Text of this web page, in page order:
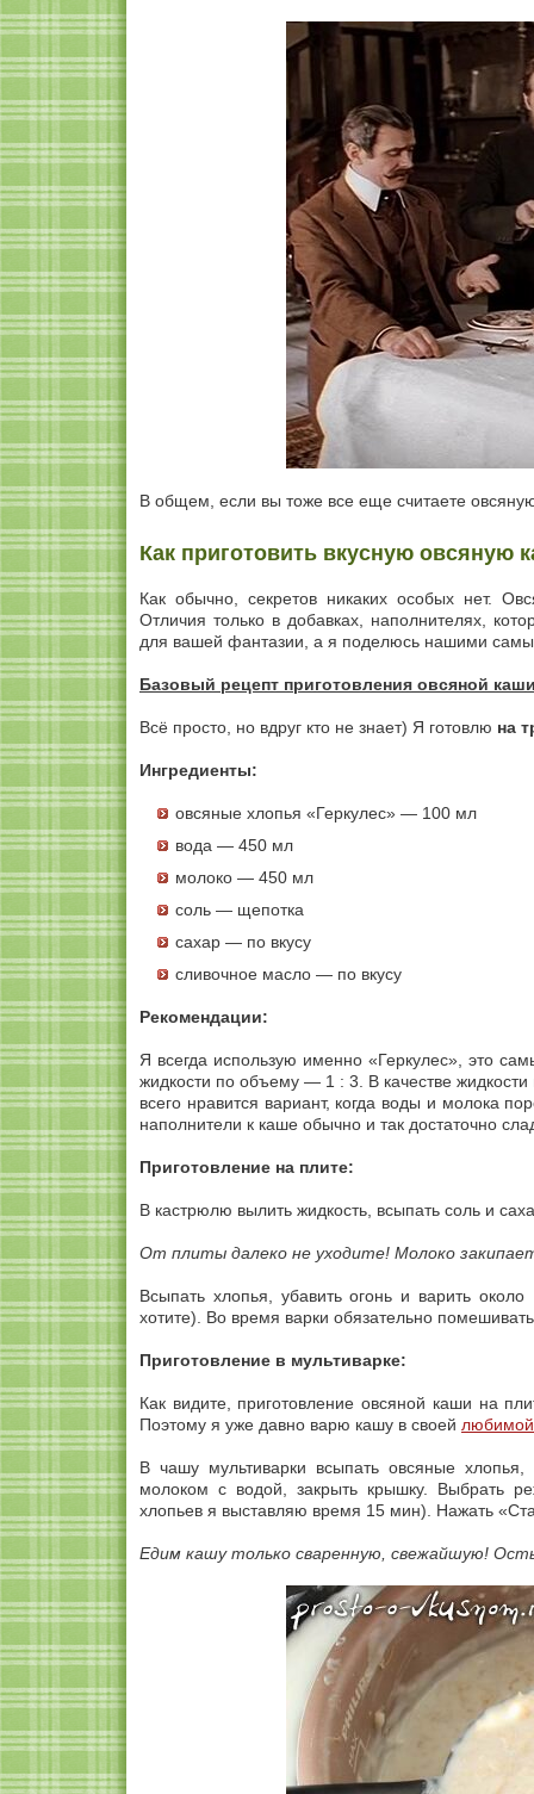
В общем, если вы тоже все еще считаете
Как приготовить вкусную овсяную
Как обычно, секретов никаких особых нет.
Отличия только в добавках, наполнителях,
для вашей фантазии, а я поделюсь нашими
Базовый рецепт приготовления овсяной
Всё просто, но вдруг кто не знает) Я готовлю на
Ингредиенты:
овсяные хлопья «Геркулес» — 100 мл
вода — 450 мл
молоко — 450 мл
соль — щепотка
сахар — по вкусу
сливочное масло — по вкусу
Рекомендации:
Я всегда использую именно «Геркулес», это
жидкости по объему — 1 : 3. В качестве
всего нравится вариант, когда воды и молока
наполнители к каше обычно и так достаточно
Приготовление на плите:
В кастрюлю вылить жидкость, всыпать соль и
От плиты далеко не уходите! Молоко
Всыпать хлопья, убавить огонь и варить
хотите). Во время варки обязательно
Приготовление в мультиварке:
Как видите, приготовление овсяной каши на
Поэтому я уже давно варю кашу в своей любимой
В чашу мультиварки всыпать овсяные
молоком с водой, закрыть крышку. Выбрать
хлопьев я выставляю время 15 мин). Нажать
Едим кашу только сваренную, свежайшую!